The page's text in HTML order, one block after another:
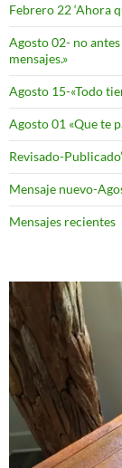
Febrero 22 ‘Ahora
Agosto 02- no
mensajes.»
Agosto 15-«Todo
Agosto 01 «Que te
Revisado-
Mensaje nuevo-
Mensajes recientes